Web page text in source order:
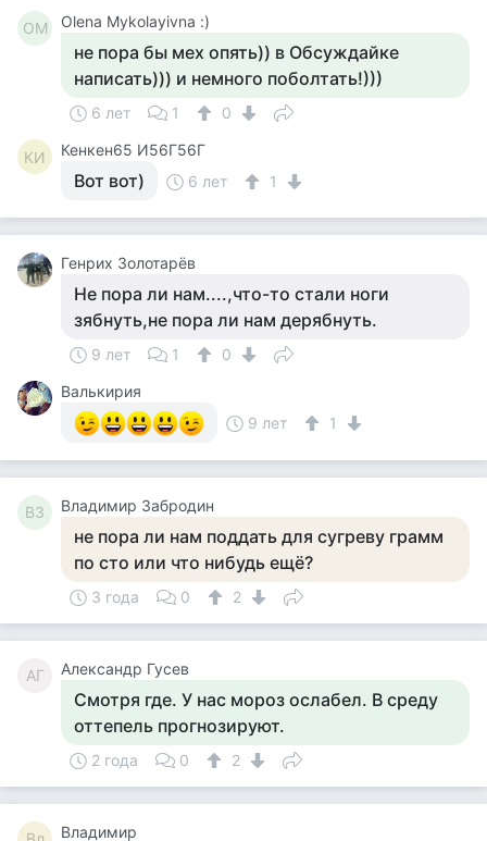
OM Olena Mykolayivna :)
не пора бы мех опять)) в Обсуждайке
написать))) и немного поболтать!)))
6 лет 1 0
КИ Кенкен65 И56Г56Г
Вот вот) 6 лет 1
Генрих Золотарёв
Не пора ли нам....,что-то стали ноги
зябнуть,не пора ли нам дерябнуть.
9 лет 1
0
Валькирия
9 лет
1
ВЗ Владимир Забродин
не пора ли нам поддать для сугреву грамм
по сто или что нибудь ещё?
3 года 0 2
АГ Александр Гусев
Смотря где. У нас мороз ослабел. В среду
оттепель прогнозируют.
2 года 0 2
Владимир